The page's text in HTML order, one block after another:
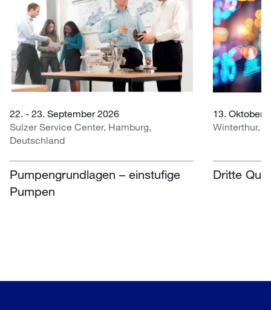
22. - 23. September 2026
Sulzer Service Center, Hamburg,
Deutschland
Pumpengrundlagen – einstufige
Pumpen
13. Oktober
Winterthur,
Dritte